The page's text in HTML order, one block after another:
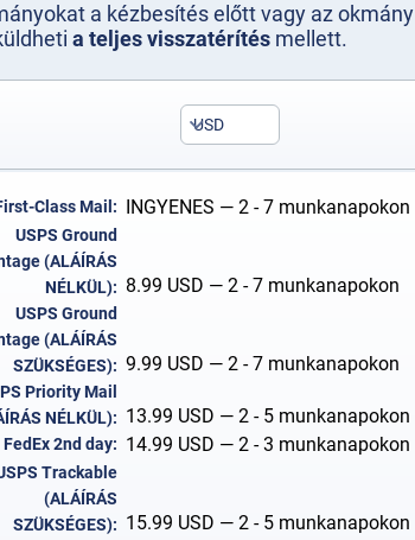
a kézbesítés előtt vagy az okmány
a teljes visszatérítés mellett.
USD
Class Mail: INGYENES — 2 - 7 munkanapokon
USPS Ground
(ALÁÍRÁS
NÉLKÜL): 8.99 USD — 2 - 7 munkanapokon
USPS Ground
(ALÁÍRÁS
SZÜKSÉGES): 9.99 USD — 2 - 7 munkanapokon
Priority Mail
NÉLKÜL): 13.99 USD — 2 - 5 munkanapokon
FedEx 2nd day: 14.99 USD — 2 - 3 munkanapokon
Trackable
(ALÁÍRÁS
SZÜKSÉGES): 15.99 USD — 2 - 5 munkanapokon